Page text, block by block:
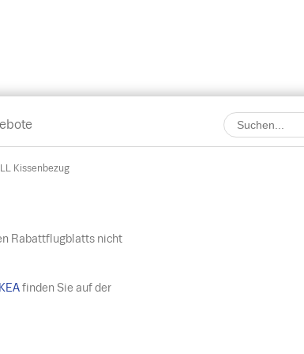
Kissenbezug
Rabattflugblatts nicht
IKEAfinden Sie auf der